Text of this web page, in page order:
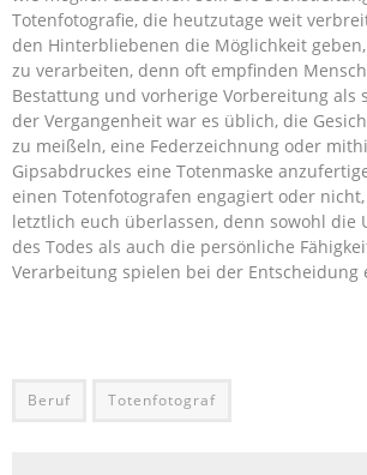
Totenfotografie, die heutzutage weit
den Hinterbliebenen die Möglichkeit
zu verarbeiten, denn oft empfinden
Bestattung und vorherige Vorbereitung als
der Vergangenheit war es üblich, die
zu meißeln, eine Federzeichnung oder
Gipsabdruckes eine Totenmaske
einen Totenfotografen engagiert oder
letztlich euch überlassen, denn sowohl die
des Todes als auch die persönliche
Verarbeitung spielen bei der Entscheidung
Beruf Totenfotograf